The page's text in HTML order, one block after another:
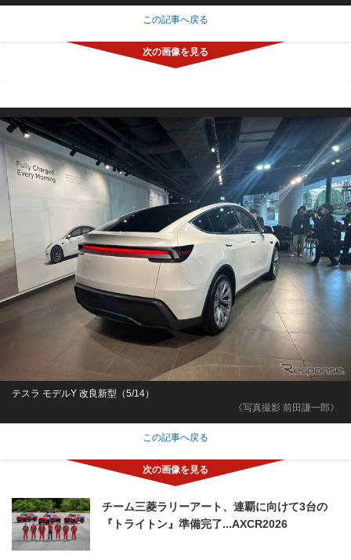
この記事へ戻る
《写真撮影 前田謙一郎》
テスラ モデルY 改良新型（5/14）
この記事へ戻る
チーム三菱ラリーアート、連覇に向けて3台の
『トライトン』準備完了...AXCR2026